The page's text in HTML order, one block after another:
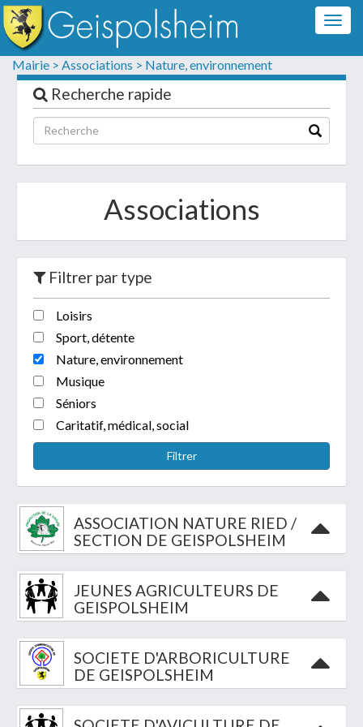
Mairie > Associations > Nature, environnement
Recherche rapide
Associations
Filtrer par type
Loisirs
Sport, détente
Nature, environnement
Musique
Séniors
Caritatif, médical, social
Filtrer
ASSOCIATION NATURE RIED /
SECTION DE GEISPOLSHEIM
Président(e) :
JEUNES AGRICULTEURS DE
GEISPOLSHEIM
SOCIETE D'ARBORICULTURE
DE GEISPOLSHEIM
Formulaire de contact
Les champs suivis d'un * sont obligatoires
Informations personnelles
Votre demande :
Télécharger votre fichier
Uniquement PDF (.pdf), JPEG (.jpeg / .jpg) ou
document WORD (.doc, .docx)
que mes données personnelles soient traitées par la
Mairie de Geispolsheim.